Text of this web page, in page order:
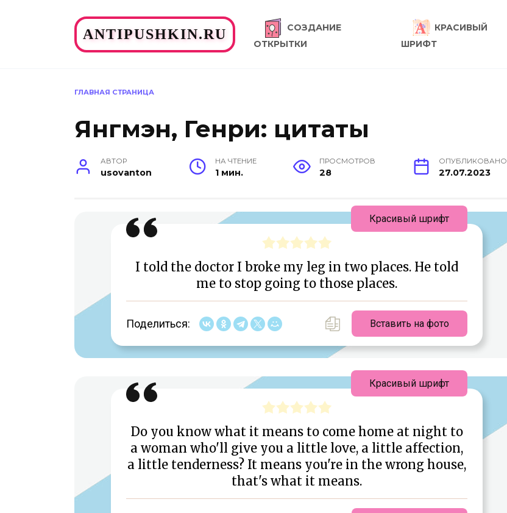
ANTIPUSHKIN.RU
СОЗДАНИЕ
ОТКРЫТКИ
КРАСИВЫЙ
ШРИФТ
ГЛАВНАЯ СТРАНИЦА
Янгмэн, Генри: цитаты
АВТОР
usovanton
НА ЧТЕНИЕ
1 мин.
ПРОСМОТРОВ
28
ОПУБЛИКОВАНО
27.07.2023
I told the doctor I broke my leg in two places. He told
me to stop going to those places.
Поделиться: Вставить на фото
Красивый шрифт
Do you know what it means to come home at night to
a woman who'll give you a little love, a little affection,
a little tenderness? It means you're in the wrong house,
that's what it means.
Красивый шрифт